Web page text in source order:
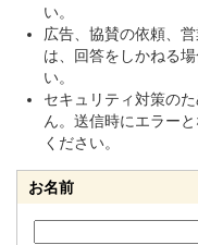
い。
広告、協賛の依頼、
は、回答をしかねる
い。
セキュリティ対策の
ん。送信時にエラー
ください。
お名前